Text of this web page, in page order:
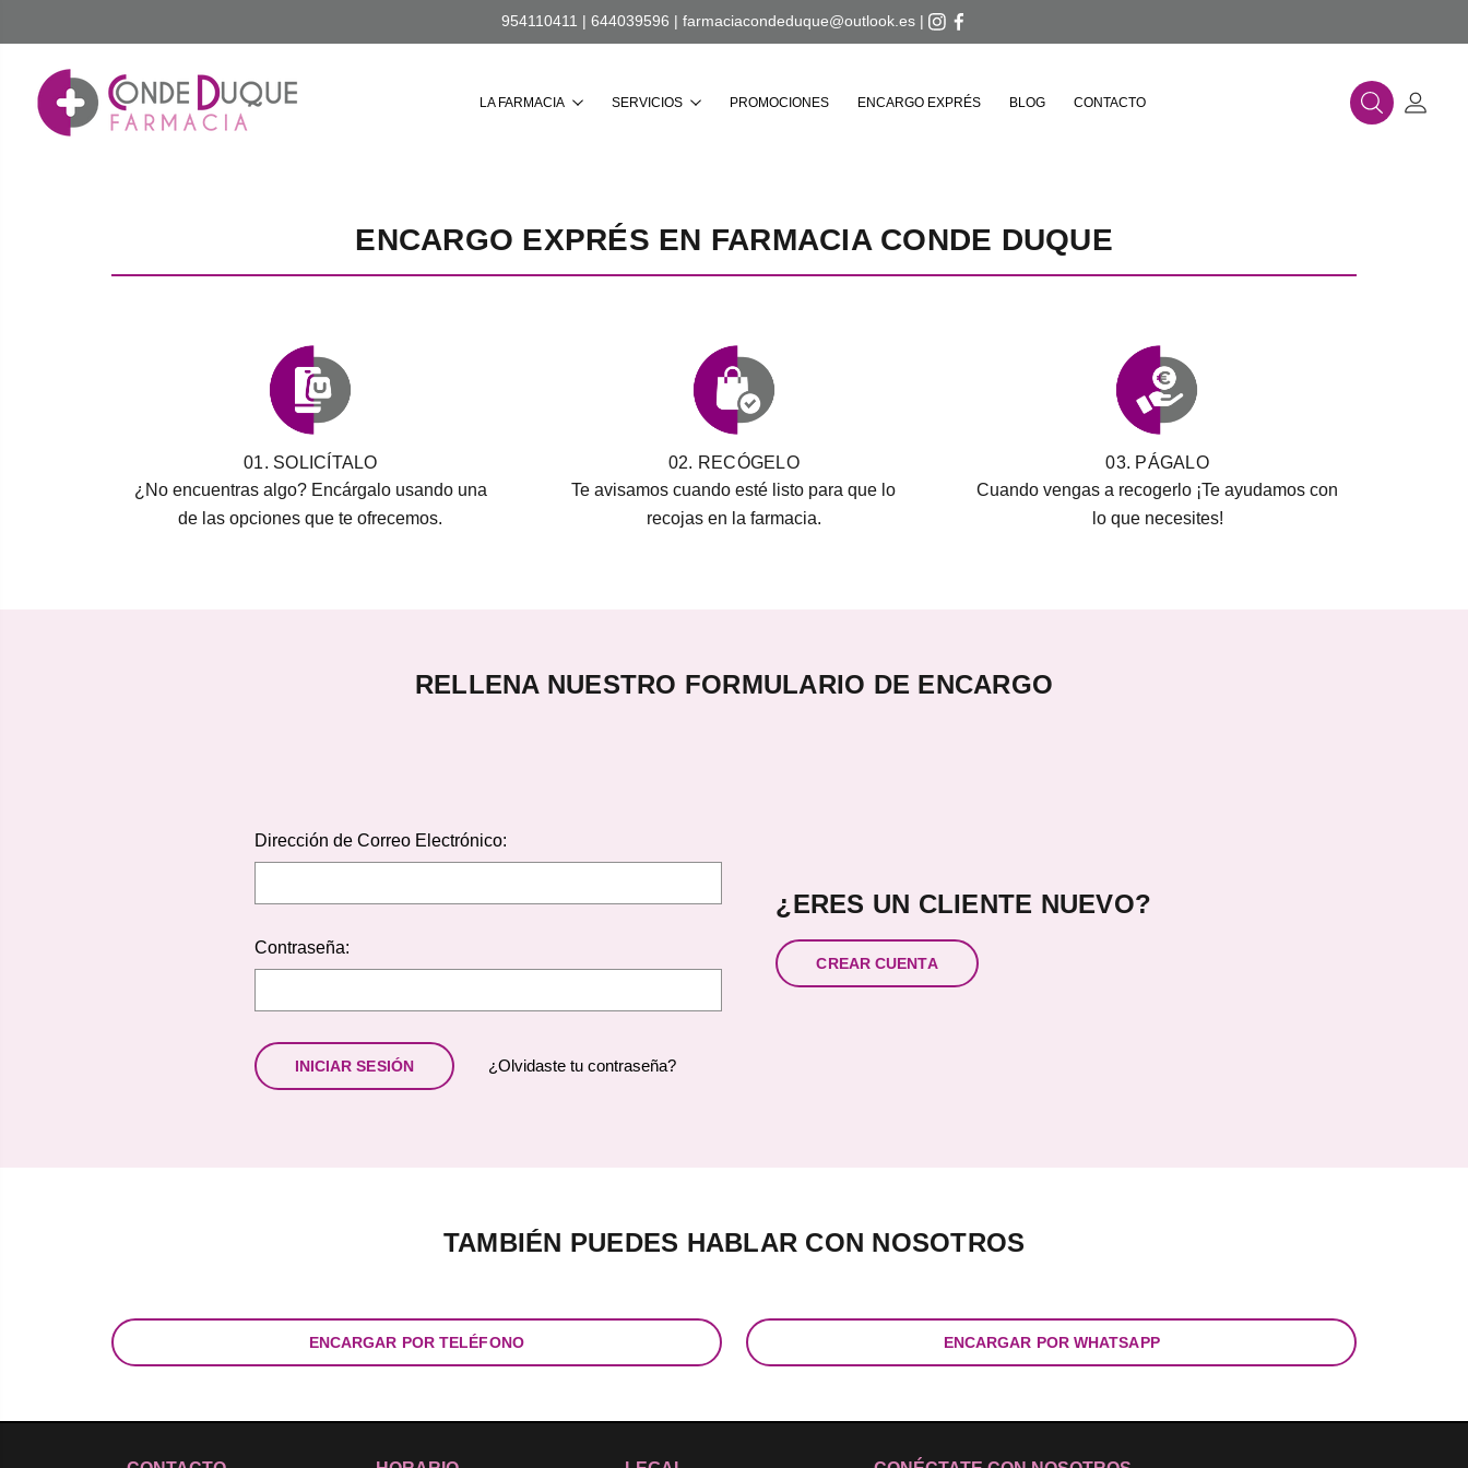
954110411 | 644039596 | farmaciacondeduque@outlook.es|
LA FARMACIA SERVICIOS PROMOCIONES ENCARGO EXPRÉS BLOG CONTACTO BuscarMi
ENCARGO EXPRÉS EN FARMACIA CONDE DUQUE
01. SOLICÍTALO
¿No encuentras algo? Encárgalo usando una
de las opciones que te ofrecemos.
02. RECÓGELO
Te avisamos cuando esté listo para que lo
recojas en la farmacia.
03. PÁGALO
Cuando vengas a recogerlo ¡Te ayudamos con
lo que necesites!
RELLENA NUESTRO FORMULARIO DE ENCARGO
Dirección de Correo Electrónico:
Contraseña:
¿Olvidaste tu contraseña?
¿ERES UN CLIENTE NUEVO?
CREAR CUENTA
TAMBIÉN PUEDES HABLAR CON NOSOTROS
ENCARGAR POR TELÉFONO ENCARGAR POR WHATSAPP